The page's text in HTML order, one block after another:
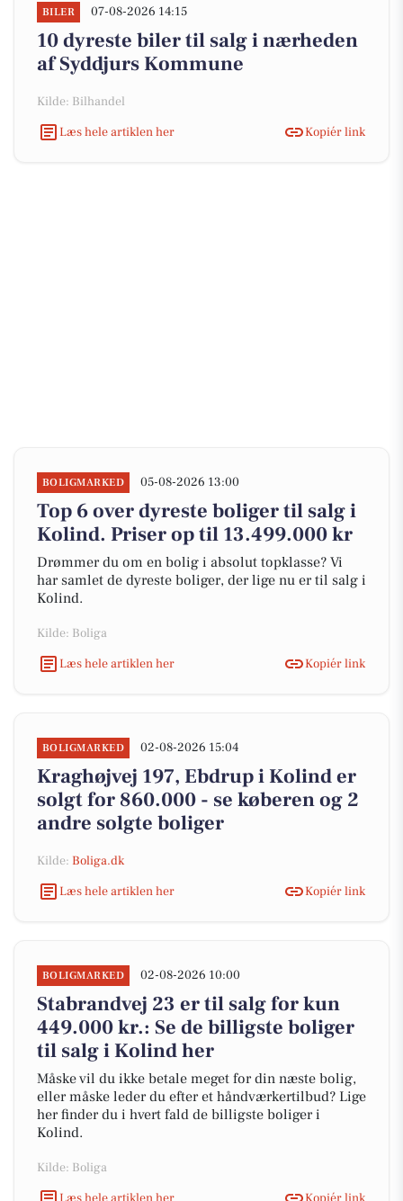
BILER 07-08-2026 14:15
10 dyreste biler til salg i nærheden
af Syddjurs Kommune
Kilde: Bilhandel
Læs hele artiklen her
Kopiér link
BOLIGMARKED 05-08-2026 13:00
Top 6 over dyreste boliger til salg i
Kolind. Priser op til 13.499.000 kr
Drømmer du om en bolig i absolut topklasse? Vi
har samlet de dyreste boliger, der lige nu er til salg i
Kolind.
Kilde: Boliga
Læs hele artiklen her
Kopiér link
BOLIGMARKED 02-08-2026 15:04
Kraghøjvej 197, Ebdrup i Kolind er
solgt for 860.000 - se køberen og 2
andre solgte boliger
Kilde: Boliga.dk
Læs hele artiklen her
Kopiér link
BOLIGMARKED 02-08-2026 10:00
Stabrandvej 23 er til salg for kun
449.000 kr.: Se de billigste boliger
til salg i Kolind her
Måske vil du ikke betale meget for din næste bolig,
eller måske leder du efter et håndværkertilbud? Lige
her finder du i hvert fald de billigste boliger i
Kolind.
Kilde: Boliga